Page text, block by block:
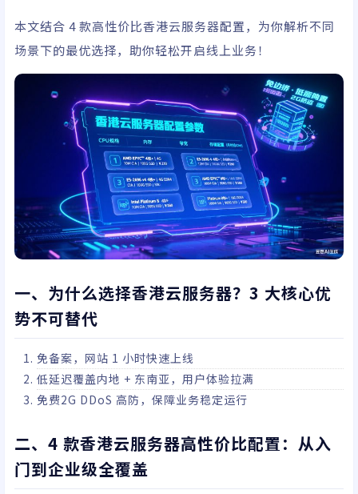
本文结合 4 款高性价比香港云服务器配置，为你解析不同
场景下的最优选择，助你轻松开启线上业务！
一、为什么选择香港云服务器？3 大核心优
势不可替代
免备案，网站 1 小时快速上线
低延迟覆盖内地 + 东南亚，用户体验拉满
免费2G DDoS 高防，保障业务稳定运行
二、4 款香港云服务器高性价比配置：从入
门到企业级全覆盖